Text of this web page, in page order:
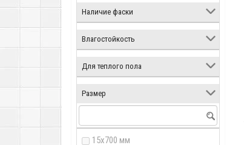
Наличие фаски
Влагостойкость
Для теплого пола
Размер
15x700 мм